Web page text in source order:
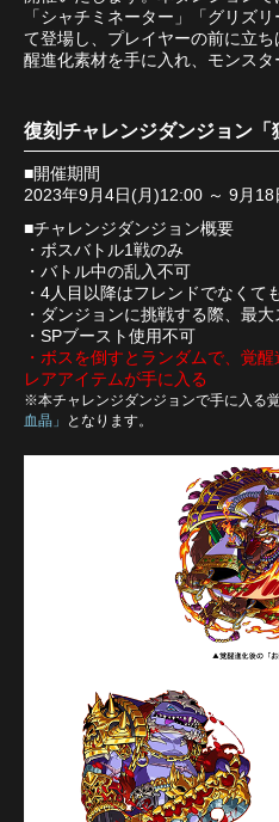
「シャチミネーター」「グリズ
て登場し、プレイヤーの前に立
醒進化素材を手に入れ、モンス
復刻チャレンジダンジョン
■開催期間
2023年9月4日(月)12:00 ～ 9月
■チャレンジダンジョン概要
・ボスバトル1戦のみ
・バトル中の乱入不可
・4人目以降はフレンドでなくて
・ダンジョンに挑戦する際、最
・SPブースト使用不可
・ボスを倒すとランダムで、覚
レアアイテムが手に入る
※本チャレンジダンジョンで手に入る
血晶」
となります。